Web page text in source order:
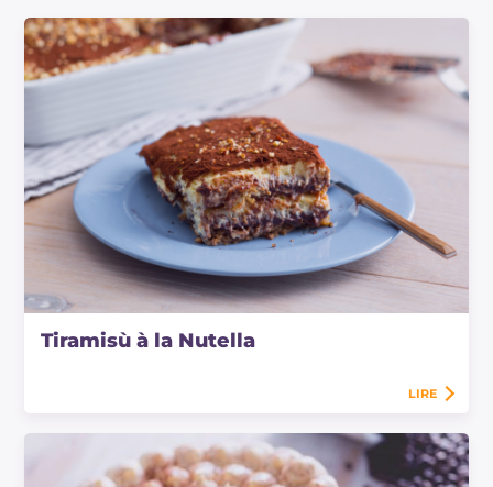
Tiramisù à la Nutella
LIRE